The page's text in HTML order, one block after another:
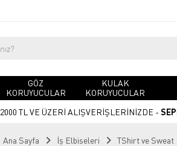
GÖZ
KORUYUCULAR
KULAK
KORUYUCULAR
2000 TL VE ÜZERİ ALIŞVERİŞLERİNİZDE -
Ana Sayfa İş Elbiseleri TShirt ve Sweat